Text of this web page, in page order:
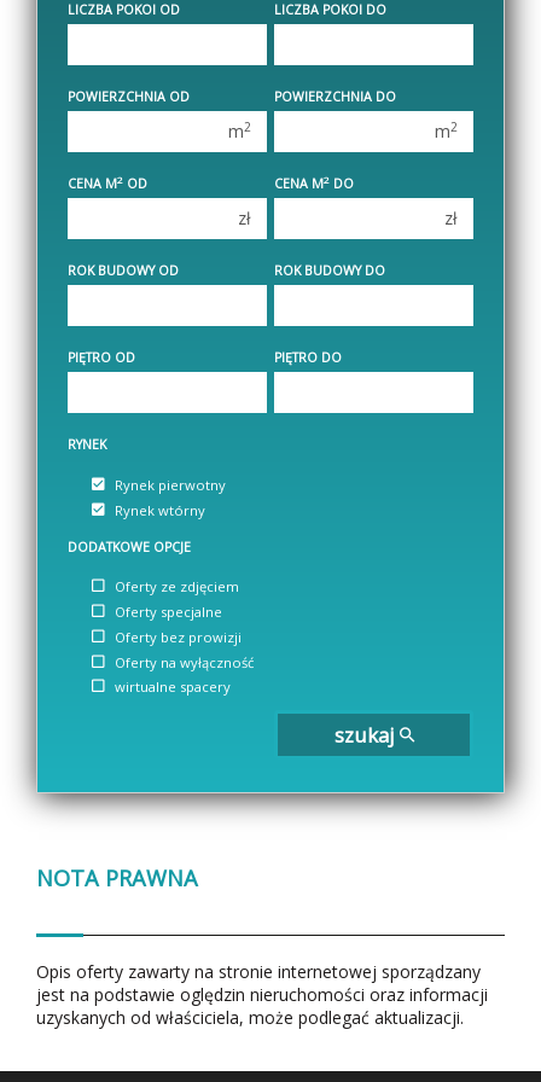
LICZBA POKOI OD
2 pokoje
3 pokoje
4 pokoje
6 pokoi
LICZBA POKOI DO
2 pokoje
3 pokoje
4 pokoje
6 pokoi
POWIERZCHNIA OD
m2
POWIERZCHNIA DO
m2
CENA M2 OD
zł
CENA M2 DO
zł
ROK BUDOWY OD ROK BUDOWY DO
PIĘTRO OD PIĘTRO DO
RYNEK
Rynek pierwotny
Rynek wtórny
DODATKOWE OPCJE
Oferty ze zdjęciem
Oferty specjalne
Oferty bez prowizji
Oferty na wyłączność
wirtualne spacery
szukaj
NOTA PRAWNA
Opis oferty zawarty na stronie internetowej sporządzany
jest na podstawie oględzin nieruchomości oraz informacji
uzyskanych od właściciela, może podlegać aktualizacji.